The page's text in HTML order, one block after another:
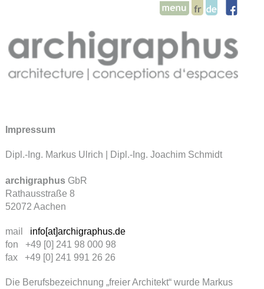
Impressum
Dipl.-Ing. Markus Ulrich | Dipl.-Ing. Joachim Schmidt
archigraphusGbR
Rathausstraße 8
52072 Aachen
mail info[at]archigraphus.de
fon +49 [0] 241 98 000 98
fax +49 [0] 241 991 26 26
Die Berufsbezeichnung „freier Architekt“ wurde Markus